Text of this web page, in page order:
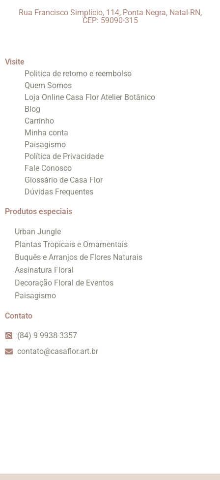
Rua Francisco Simplício, 114, Ponta Negra, Natal-RN,
CEP: 59090-315
Visite
Politica de retorno e reembolso
Quem Somos
Loja Online Casa Flor Atelier Botânico
Blog
Carrinho
Minha conta
Paisagismo
Política de Privacidade
Fale Conosco
Glossário de Casa Flor
Dúvidas Frequentes
Produtos especiais
Urban Jungle
Plantas Tropicais e Ornamentais
Buquês e Arranjos de Flores Naturais
Assinatura Floral
Decoração Floral de Eventos
Paisagismo
Contato
(84) 9 9938-3357
contato@casaflor.art.br